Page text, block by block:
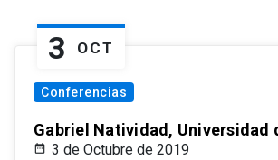
3 OCT
Conferencias
Gabriel Natividad, Universidad
3 de Octubre de 2019